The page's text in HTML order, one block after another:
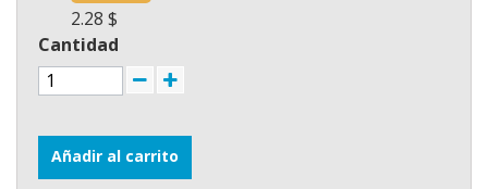
2.28 $
Cantidad
Añadir al carrito